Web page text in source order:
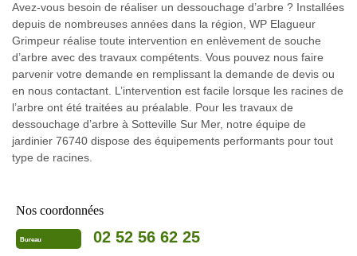
Avez-vous besoin de réaliser un dessouchage d’arbre ? Installées
depuis de nombreuses années dans la région, WP Elagueur
Grimpeur réalise toute intervention en enlèvement de souche
d’arbre avec des travaux compétents. Vous pouvez nous faire
parvenir votre demande en remplissant la demande de devis ou
en nous contactant. L’intervention est facile lorsque les racines de
l’arbre ont été traitées au préalable. Pour les travaux de
dessouchage d’arbre à Sotteville Sur Mer, notre équipe de
jardinier 76740 dispose des équipements performants pour tout
type de racines.
Nos coordonnées
Bureau 02 52 56 62 25